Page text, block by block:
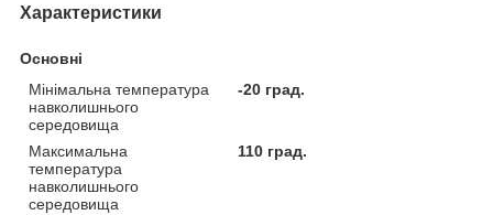
Характеристики
Основні
Мінімальна температура
навколишнього
середовища
-20 град.
Максимальна
температура
навколишнього
середовища
110 град.